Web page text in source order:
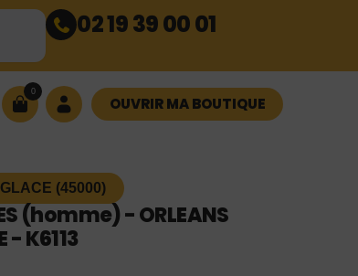
02 19 39 00 01
0
OUVRIR MA BOUTIQUE
(45000)
(homme) - ORLEANS
- K6113